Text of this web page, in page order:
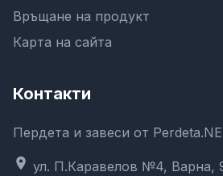
Връщане на продукт
Карта на сайта
Контакти
Пердета и завеси от
location_on ул. П.Каравелов №4, Варна,